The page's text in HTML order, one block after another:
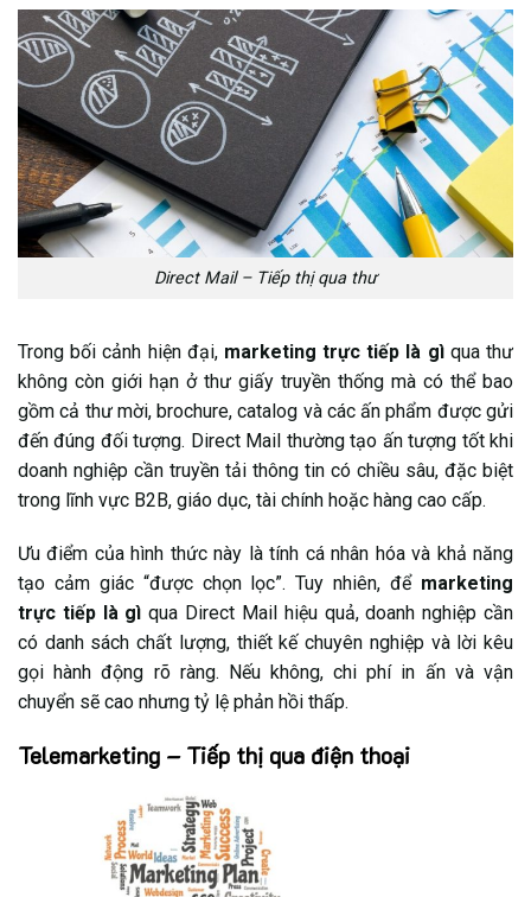
Direct Mail – Tiếp thị qua thư
Trong bối cảnh hiện đại, marketing trực tiếp là gìqua thư
không còn giới hạn ở thư giấy truyền thống mà có thể bao
gồm cả thư mời, brochure, catalog và các ấn phẩm được gửi
đến đúng đối tượng. Direct Mail thường tạo ấn tượng tốt khi
doanh nghiệp cần truyền tải thông tin có chiều sâu, đặc biệt
trong lĩnh vực B2B, giáo dục, tài chính hoặc hàng cao cấp.
Ưu điểm của hình thức này là tính cá nhân hóa và khả năng
tạo cảm giác “được chọn lọc”. Tuy nhiên, để marketing
trực tiếp là gì qua Direct Mail hiệu quả, doanh nghiệp cần
có danh sách chất lượng, thiết kế chuyên nghiệp và lời kêu
gọi hành động rõ ràng. Nếu không, chi phí in ấn và vận
chuyển sẽ cao nhưng tỷ lệ phản hồi thấp.
Telemarketing – Tiếp thị qua điện thoại